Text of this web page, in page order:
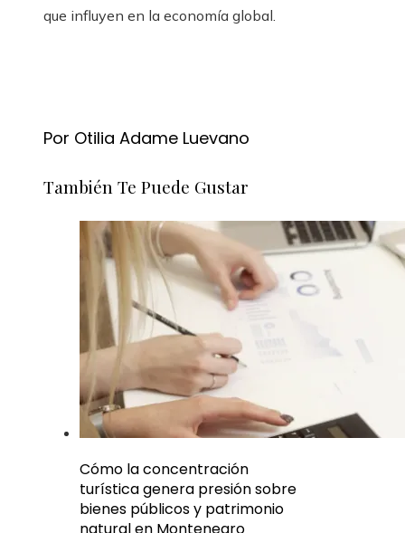
que influyen en la economía global.
Por Otilia Adame Luevano
También Te Puede Gustar
Cómo la concentración
turística genera presión sobre
bienes públicos y patrimonio
natural en Montenegro